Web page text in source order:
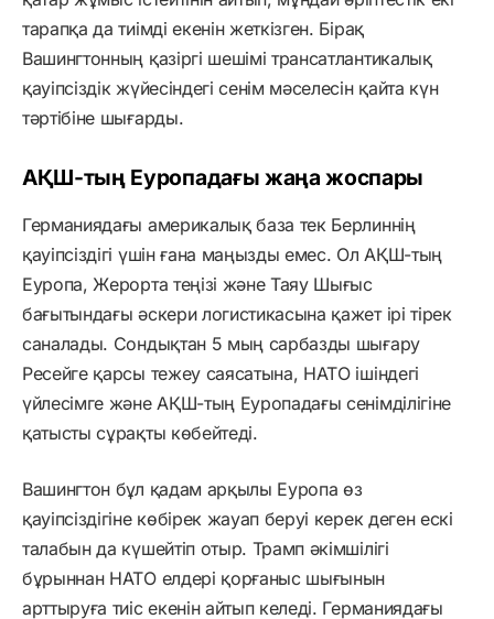
тарапқа да тиімді екенін жеткізген. Бірақ
Вашингтонның қазіргі шешімі трансатлантикалық
қауіпсіздік жүйесіндегі сенім мәселесін қайта күн
тәртібіне шығарды.
АҚШ-тың Еуропадағы жаңа жоспары
Германиядағы америкалық база тек Берлиннің
қауіпсіздігі үшін ғана маңызды емес. Ол АҚШ-тың
Еуропа, Жерорта теңізі және Таяу Шығыс
бағытындағы әскери логистикасына қажет ірі тірек
саналады. Сондықтан 5 мың сарбазды шығару
Ресейге қарсы тежеу саясатына, НАТО ішіндегі
үйлесімге және АҚШ-тың Еуропадағы сенімділігіне
қатысты сұрақты көбейтеді.
Вашингтон бұл қадам арқылы Еуропа өз
қауіпсіздігіне көбірек жауап беруі керек деген ескі
талабын да күшейтіп отыр. Трамп әкімшілігі
бұрыннан НАТО елдері қорғаныс шығынын
арттыруға тиіс екенін айтып келеді. Германиядағы